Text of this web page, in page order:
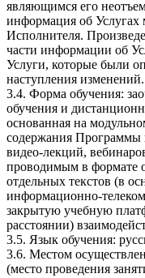
являющимся его
информация об
Исполнителя.
части информации об
Услуги, которые были
наступления изменений.
3.4. Форма обучения:
обучения и
основанная на
содержания Программы
видео-лекций,
проводимым в формате
отдельных текстов (в
информационно-
закрытую учебную
расстоянии)
3.5. Язык обучения:
3.6. Местом
(место проведения